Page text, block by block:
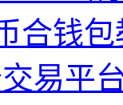
合钱包
易平